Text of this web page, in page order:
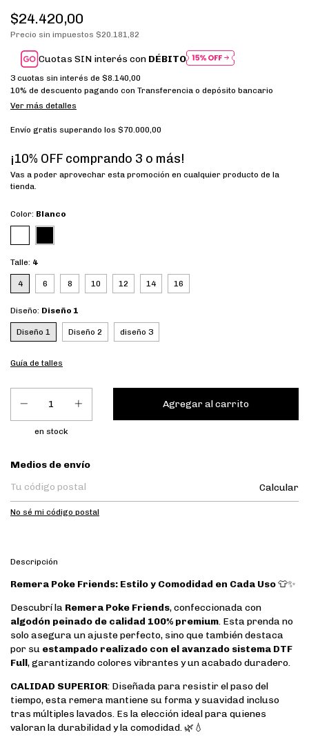
$24.420,00
Precio sin impuestos $20.181,82
Cuotas SIN interés con DÉBITO
3 cuotas sin interés de $8.140,00
10% de descuento pagando con Transferencia o depósito bancario
Ver más detalles
Envío gratis superando los $70.000,00
¡10% OFF comprando 3 o más!
Vas a poder aprovechar esta promoción en cualquier producto de la
tienda.
Color: Blanco
Talle: 4
4 6 8 10 12 14 16
Diseño: Diseño 1
Diseño 1 Diseño 2 diseño 3
Guía de talles
en stock
Entregas para el CP:
Medios de envío
Calcular
No sé mi código postal
Descripción
Remera Poke Friends: Estilo y Comodidad en Cada Uso👕✨
Descubrí la Remera Poke Friends, confeccionada con
algodón peinado de calidad 100% premium. Esta prenda no
solo asegura un ajuste perfecto, sino que también destaca
por su estampado realizado con el avanzado sistema DTF
Full, garantizando colores vibrantes y un acabado duradero.
CALIDAD SUPERIOR: Diseñada para resistir el paso del
tiempo, esta remera mantiene su forma y suavidad incluso
tras múltiples lavados. Es la elección ideal para quienes
valoran la durabilidad y la comodidad. 🌿💧